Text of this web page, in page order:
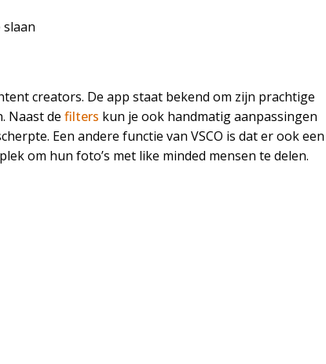
creators. De app staat bekend om zijn prachtige
Naast de filters kun je ook handmatig aanpassingen
Een andere functie van VSCO is dat er ook een
om hun foto’s met like minded mensen te delen.